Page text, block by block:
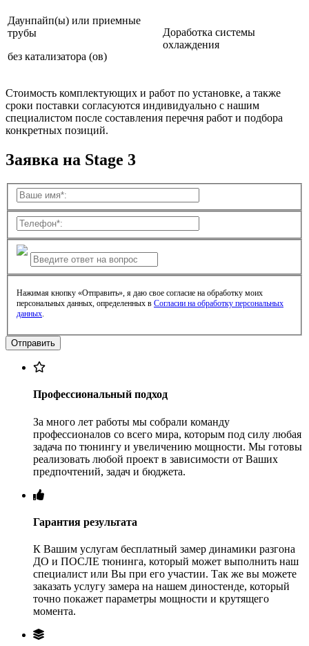
Даунпайп(ы) или приемные
трубы
без катализатора (ов)
Доработка системы
охлаждения
Стоимость комплектующих и работ по установке, а также
сроки поставки согласуются индивидуально с нашим
специалистом после составления перечня работ и подбора
конкретных позиций.
Заявка на Stage 3
Нажимая кнопку «Отправить», я даю свое согласие на обработку моих
персональных данных, определенных в Согласии на обработку персональных
данных.
Профессиональный подход
За много лет работы мы собрали команду
профессионалов со всего мира, которым под силу любая
задача по тюнингу и увеличению мощности. Мы готовы
реализовать любой проект в зависимости от Ваших
предпочтений, задач и бюджета.
Гарантия результата
К Вашим услугам бесплатный замер динамики разгона
ДО и ПОСЛЕ тюнинга, который может выполнить наш
специалист или Вы при его участии. Так же вы можете
заказать услугу замера на нашем диностенде, который
точно покажет параметры мощности и крутящего
момента.